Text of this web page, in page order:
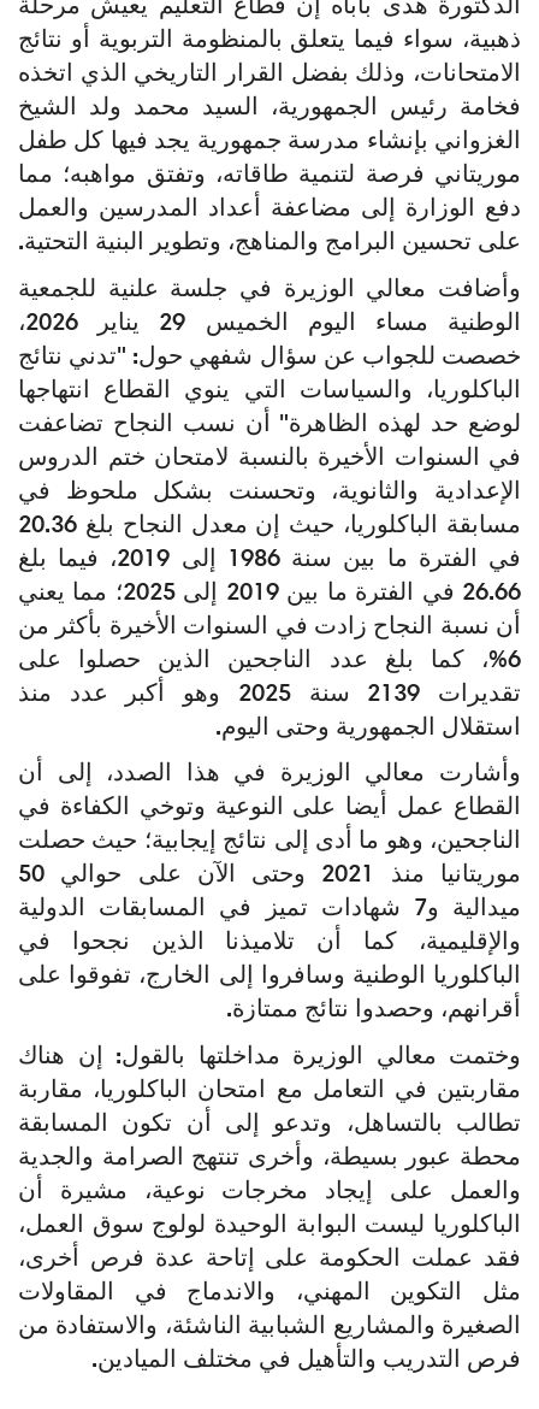
ذهبية، سواء فيما يتعلق بالمنظومة التربوية أو نتائج
الامتحانات، وذلك بفضل القرار التاريخي الذي اتخذه
فخامة رئيس الجمهورية، السيد محمد ولد الشيخ
الغزواني بإنشاء مدرسة جمهورية يجد فيها كل طفل
موريتاني فرصة لتنمية طاقاته، وتفتق مواهبه؛ مما
دفع الوزارة إلى مضاعفة أعداد المدرسين والعمل
على تحسين البرامج والمناهج، وتطوير البنية التحتية.
وأضافت معالي الوزيرة في جلسة علنية للجمعية
الوطنية مساء اليوم الخميس 29 يناير 2026،
خصصت للجواب عن سؤال شفهي حول: "تدني نتائج
الباكلوريا، والسياسات التي ينوي القطاع انتهاجها
لوضع حد لهذه الظاهرة" أن نسب النجاح تضاعفت
في السنوات الأخيرة بالنسبة لامتحان ختم الدروس
الإعدادية والثانوية، وتحسنت بشكل ملحوظ في
مسابقة الباكلوريا، حيث إن معدل النجاح بلغ 20.36
في الفترة ما بين سنة 1986 إلى 2019، فيما بلغ
26.66 في الفترة ما بين 2019 إلى 2025؛ مما يعني
أن نسبة النجاح زادت في السنوات الأخيرة بأكثر من
6%، كما بلغ عدد الناجحين الذين حصلوا على
تقديرات 2139 سنة 2025 وهو أكبر عدد منذ
استقلال الجمهورية وحتى اليوم.
وأشارت معالي الوزيرة في هذا الصدد، إلى أن
القطاع عمل أيضا على النوعية وتوخي الكفاءة في
الناجحين، وهو ما أدى إلى نتائج إيجابية؛ حيث حصلت
موريتانيا منذ 2021 وحتى الآن على حوالي 50
ميدالية و7 شهادات تميز في المسابقات الدولية
والإقليمية، كما أن تلاميذنا الذين نجحوا في
الباكلوريا الوطنية وسافروا إلى الخارج، تفوقوا على
أقرانهم، وحصدوا نتائج ممتازة.
وختمت معالي الوزيرة مداخلتها بالقول: إن هناك
مقاربتين في التعامل مع امتحان الباكلوريا، مقاربة
تطالب بالتساهل، وتدعو إلى أن تكون المسابقة
محطة عبور بسيطة، وأخرى تنتهج الصرامة والجدية
والعمل على إيجاد مخرجات نوعية، مشيرة أن
الباكلوريا ليست البوابة الوحيدة لولوج سوق العمل،
فقد عملت الحكومة على إتاحة عدة فرص أخرى،
مثل التكوين المهني، والاندماج في المقاولات
الصغيرة والمشاريع الشبابية الناشئة، والاستفادة من
فرص التدريب والتأهيل في مختلف الميادين.